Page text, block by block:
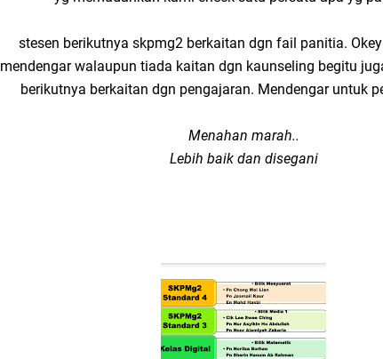
stesen berikutnya skpmg2 berkaitan dgn fail panitia.
mendengar walaupun tiada kaitan dgn kaunseling begitu
berikutnya berkaitan dgn pengajaran. Mendengar untuk
Menahan marah..
Lebih baik dan disegani